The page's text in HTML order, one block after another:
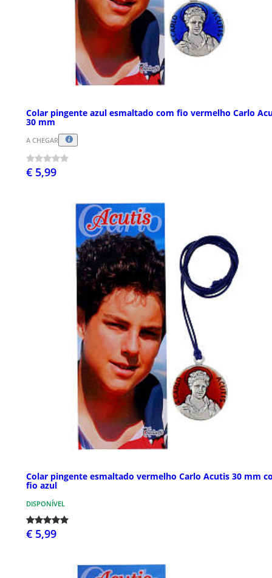
Colar pingente azul esmaltado com fio vermelho Carlo
30 mm
A CHEGAR
€ 5,99
Colar pingente esmaltado vermelho Carlo Acutis 30 mm
fio azul
DISPONÍVEL
€ 5,99